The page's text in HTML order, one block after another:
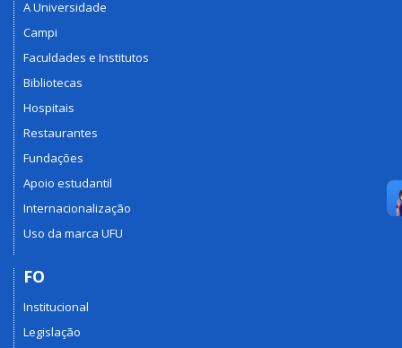
A Universidade
Campi
Faculdades e Institutos
Bibliotecas
Hospitais
Restaurantes
Fundações
Apoio estudantil
Internacionalização
Uso da marca UFU
FO
Institucional
Legislação